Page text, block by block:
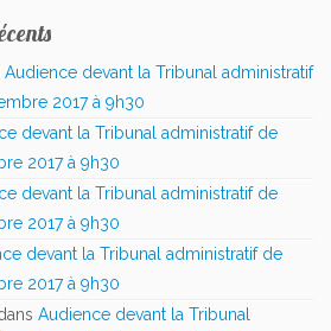
Audience devant la Tribunal administratif
2017 à 9h30
devant la Tribunal administratif de
2017 à 9h30
devant la Tribunal administratif de
2017 à 9h30
devant la Tribunal administratif de
2017 à 9h30
Audience devant la Tribunal